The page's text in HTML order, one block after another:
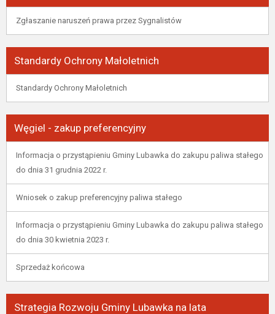
Zgłaszanie naruszeń prawa przez Sygnalistów
Standardy Ochrony Małoletnich
Standardy Ochrony Małoletnich
Węgiel - zakup preferencyjny
Informacja o przystąpieniu Gminy Lubawka do zakupu paliwa stałego
do dnia 31 grudnia 2022 r.
Wniosek o zakup preferencyjny paliwa stałego
Informacja o przystąpieniu Gminy Lubawka do zakupu paliwa stałego
do dnia 30 kwietnia 2023 r.
Sprzedaż końcowa
Strategia Rozwoju Gminy Lubawka na lata